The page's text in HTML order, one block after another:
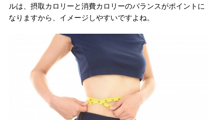
ルは、摂取カロリーと消費カロリーのバランスがポイントに
なりますから、イメージしやすいですよね。